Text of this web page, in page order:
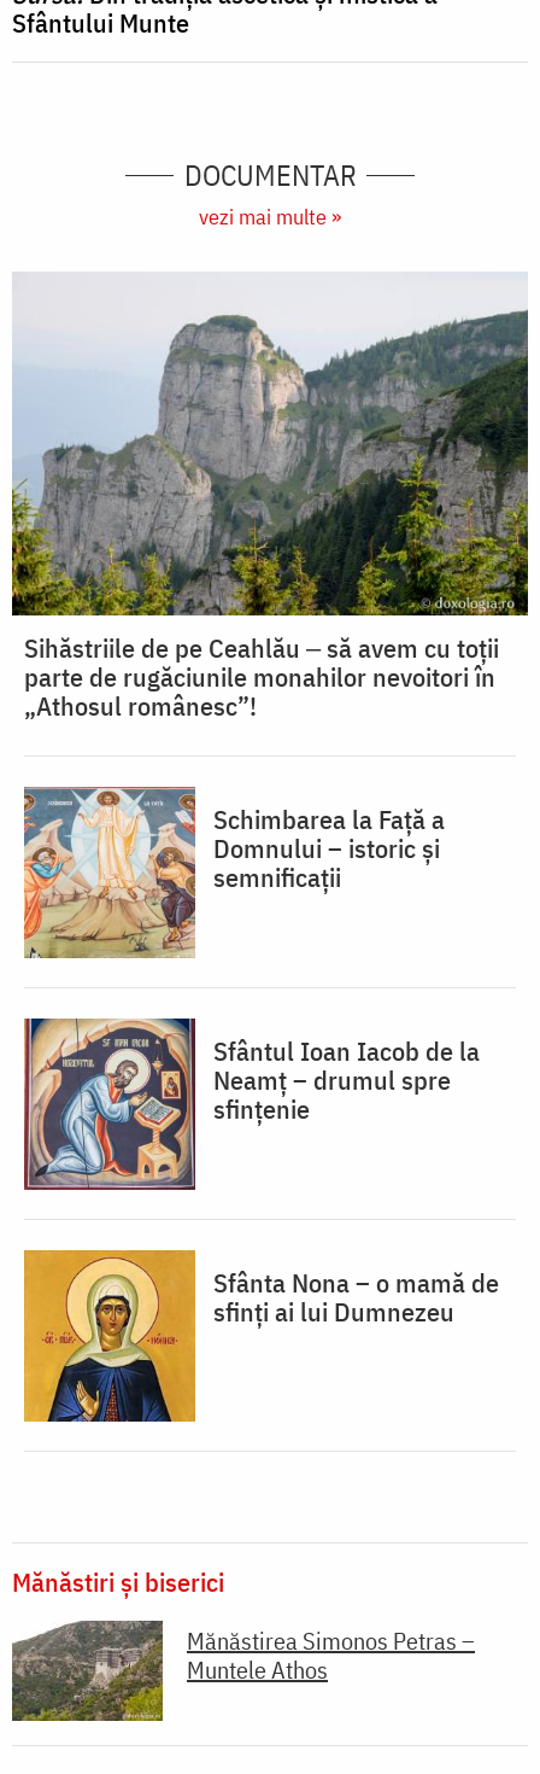
Sfântului Munte
DOCUMENTAR
vezi mai multe »
Sihăstriile de pe Ceahlău ‒ să avem cu toții
parte de rugăciunile monahilor nevoitori în
„Athosul românesc”!
Schimbarea la Față a
Domnului – istoric și
semnificații
Sfântul Ioan Iacob de la
Neamț – drumul spre
sfințenie
Sfânta Nona – o mamă de
sfinți ai lui Dumnezeu
Mănăstiri și biserici
Mănăstirea Simonos Petras –
Muntele Athos